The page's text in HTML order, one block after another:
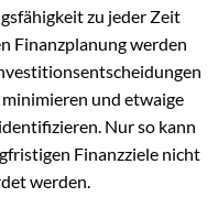
zu jeder Zeit
Finanzplanung werden
und etwaige
Nur so kann
Finanzziele nicht
werden.